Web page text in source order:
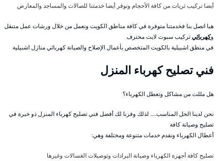
أيضا تركيب ثريات من كافة الأحجام ونوفر أيضا خدمتنا للصالات والمساجد والمعارض
هيا اتصل بنا فخدمتنا متوفرة في كافة مناطق الكويت ونعمل من خلال ورشات عمل متنقل
وكهربائيتركيب سبوت لايت محترف
في منطق اشبيلية بالكويت المتخصص بأعمال الإصلاح والصيانة كهربائي منازل اشبيلية
فني تصليح كهرباء المنزل
هل مللت من مشاكل وتعطل الكهرباء؟
نحن لدينا الحل المناسب…. لذلك وفرنا لك أفضل فني تصليح كهرباء المنزل ذو خبرة في
تصليح وصيانة كافة
أعطال الكهرباء ونقدم خدمات متنوعة ومختلفة وهي:
تصليح كافة أجهزة الكهرباء وصيانة البرادات وتوصيلات الغسالات وغيرها